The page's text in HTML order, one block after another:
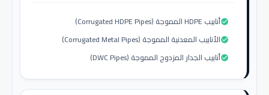
أنابيب HDPE المموجة (Corrugated HDPE Pipes)check_circle
الأنابيب المعدنية المموجة (Corrugated Metal Pipes)check_circle
أنابيب الجدار المزدوج المموجة (DWC Pipes)check_circle